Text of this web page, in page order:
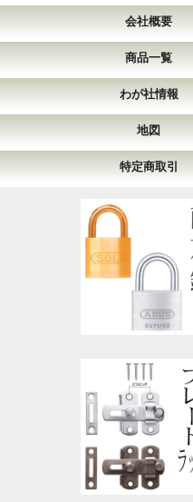
会社概要
商品一覧
わが社情報
地図
特定商取引